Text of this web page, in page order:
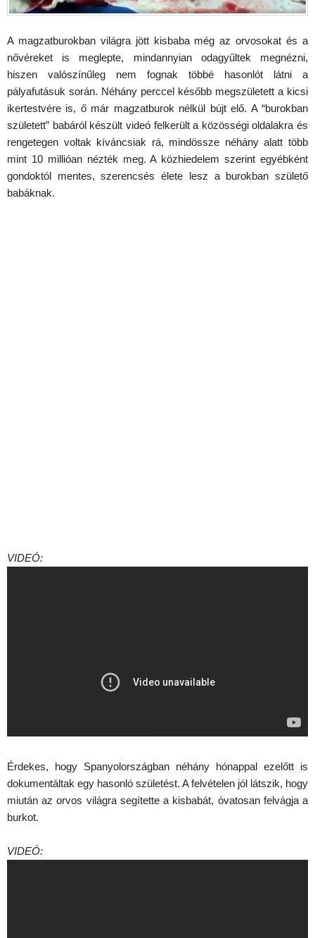
A magzatburokban világra jött kisbaba még az orvosokat és a
nővéreket is meglepte, mindannyian odagyűltek megnézni,
hiszen valószínűleg nem fognak többé hasonlót látni a
pályafutásuk során. Néhány perccel később megszületett a kicsi
ikertestvére is, ő már magzatburok nélkül bújt elő. A “burokban
született” babáról készült videó felkerült a közösségi oldalakra és
rengetegen voltak kíváncsiak rá, mindössze néhány alatt több
mint 10 millióan nézték meg. A közhiedelem szerint egyébként
gondoktól mentes, szerencsés élete lesz a burokban születő
babáknak.
VIDEÓ:
Érdekes, hogy Spanyolországban néhány hónappal ezelőtt is
dokumentáltak egy hasonló születést. A felvételen jól látszik, hogy
miután az orvos világra segítette a kisbabát, óvatosan felvágja a
burkot.
VIDEÓ: